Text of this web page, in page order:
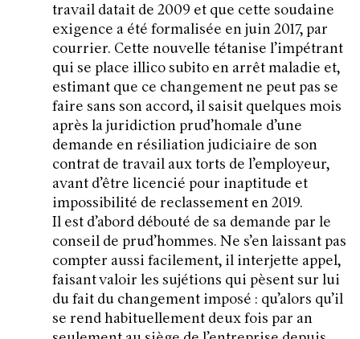
travail datait de 2009 et que cette soudaine
exigence a été formalisée en juin 2017, par
courrier. Cette nouvelle tétanise l’impétrant
qui se place illico subito en arrêt maladie et,
estimant que ce changement ne peut pas se
faire sans son accord, il saisit quelques mois
après la juridiction prud’homale d’une
demande en résiliation judiciaire de son
contrat de travail aux torts de l’employeur,
avant d’être licencié pour inaptitude et
impossibilité de reclassement en 2019.
Il est d’abord débouté de sa demande par le
conseil de prud’hommes. Ne s’en laissant pas
compter aussi facilement, il interjette appel,
faisant valoir les sujétions qui pèsent sur lui
du fait du changement imposé : qu’alors qu’il
se rend habituellement deux fois par an